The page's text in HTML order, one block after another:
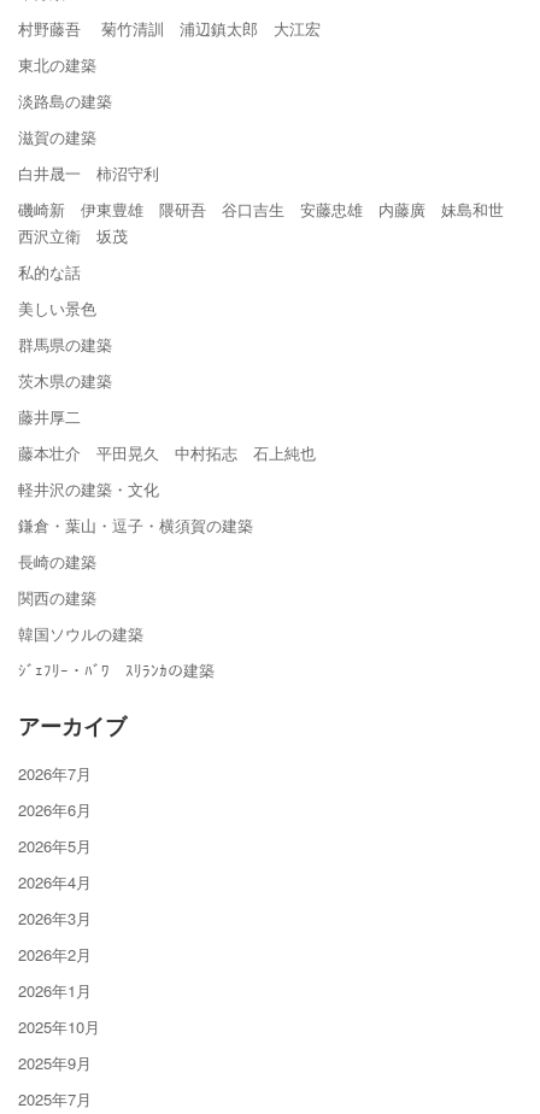
村野藤吾 菊竹清訓 浦辺鎮太郎 大江宏
東北の建築
淡路島の建築
滋賀の建築
白井晟一 柿沼守利
磯崎新 伊東豊雄 隈研吾 谷口吉生 安藤忠雄 内藤廣 妹島和世
西沢立衛 坂茂
私的な話
美しい景色
群馬県の建築
茨木県の建築
藤井厚二
藤本壮介 平田晃久 中村拓志 石上純也
軽井沢の建築・文化
鎌倉・葉山・逗子・横須賀の建築
長崎の建築
関西の建築
韓国ソウルの建築
ｼﾞｪﾌﾘｰ・ﾊﾞﾜ ｽﾘﾗﾝｶの建築
アーカイブ
2026年7月
2026年6月
2026年5月
2026年4月
2026年3月
2026年2月
2026年1月
2025年10月
2025年9月
2025年7月